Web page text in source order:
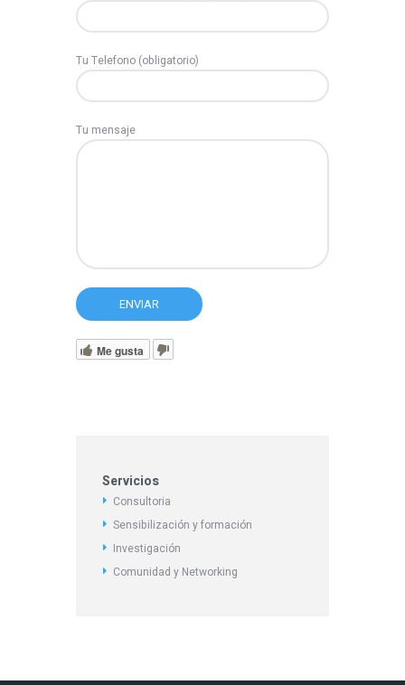
Tu Telefono (obligatorio)
Tu mensaje
Me gusta
Servicios
Consultoria
Sensibilización y formación
Investigación
Comunidad y Networking